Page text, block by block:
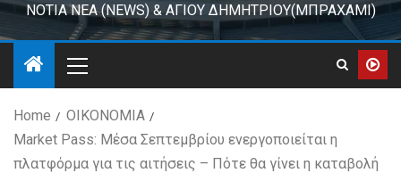
ΝΟΤΙΑ ΝΕΑ (NEWS) & ΑΓΙΟΥ ΔΗΜΗΤΡΙΟΥ(ΜΠΡΑΧΑΜΙ)
Home
ΟΙΚΟΝΟΜΙΑ
Market Pass: Μέσα Σεπτεμβρίου ενεργοποιείται η
πλατφόρμα για τις αιτήσεις – Πότε θα γίνει η καταβολή